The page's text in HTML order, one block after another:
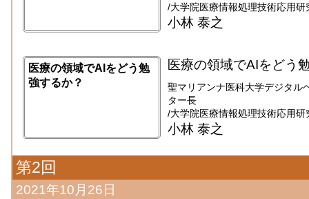
/大学院医療情報処理技術応用研
小林 泰之
医療の領域でAIをどう勉
強するか？
医療の領域でAIをどう
聖マリアンナ医科大学デジタル
ター長
/大学院医療情報処理技術応用研
小林 泰之
第2回
2021年10月26日